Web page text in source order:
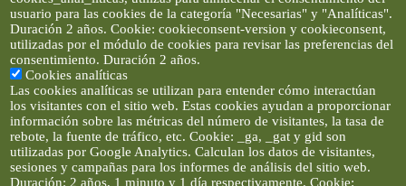
usuario para las cookies de la categoría "Necesarias" y "Analíticas".
Duración 2 años. Cookie: cookieconsent-version y cookieconsent,
utilizadas por el módulo de cookies para revisar las preferencias del
consentimiento. Duración 2 años.
Cookies analíticas
Las cookies analíticas se utilizan para entender cómo interactúan
los visitantes con el sitio web. Estas cookies ayudan a proporcionar
información sobre las métricas del número de visitantes, la tasa de
rebote, la fuente de tráfico, etc. Cookie: _ga, _gat y gid son
utilizadas por Google Analytics. Calculan los datos de visitantes,
sesiones y campañas para los informes de análisis del sitio web.
Duración: 2 años, 1 minuto y 1 día respectivamente. Cookie: